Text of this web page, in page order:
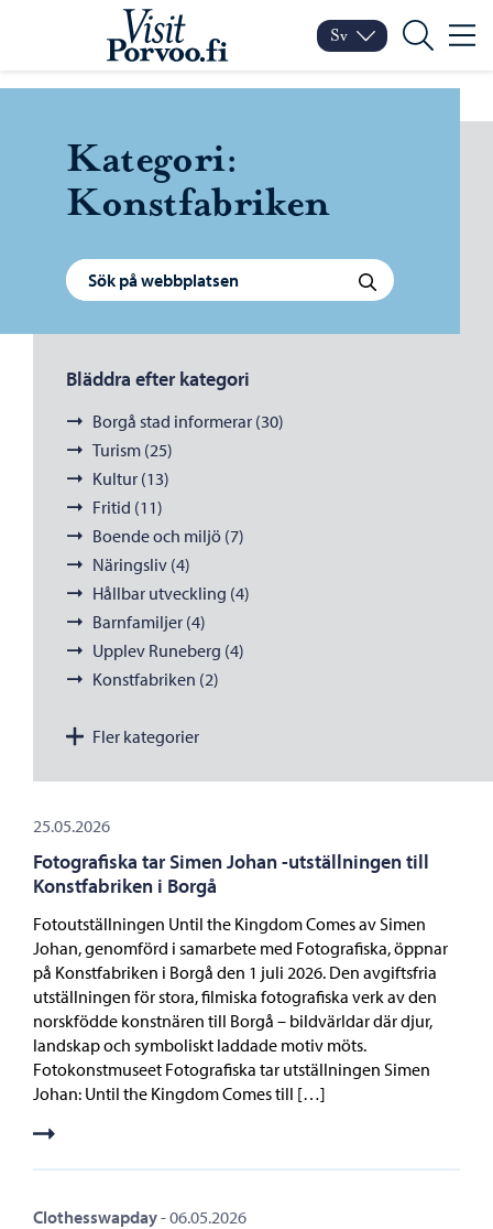
Hoppa till innehåll Visit Porvoo – Gå till
Byt språk
Nuvarande språk:
Sv
Sök Meny
Kategori:
Konstfabriken
Sök efter: Sök
Bläddra efter kategori
Borgå stad informerar (30)
Turism (25)
Kultur (13)
Fritid (11)
Boende och miljö (7)
Näringsliv (4)
Hållbar utveckling (4)
Barnfamiljer (4)
Upplev Runeberg (4)
Konstfabriken (2)
Fler kategorier
25.05.2026
Fotografiska tar Simen Johan -utställningen till
Konstfabriken i Borgå
Fotoutställningen Until the Kingdom Comes av Simen
Johan, genomförd i samarbete med Fotografiska, öppnar
på Konstfabriken i Borgå den 1 juli 2026. Den avgiftsfria
utställningen för stora, filmiska fotografiska verk av den
norskfödde konstnären till Borgå – bildvärldar där djur,
landskap och symboliskt laddade motiv möts.
Fotokonstmuseet Fotografiska tar utställningen Simen
Johan: Until the Kingdom Comes till […]
Clothesswapday-06.05.2026